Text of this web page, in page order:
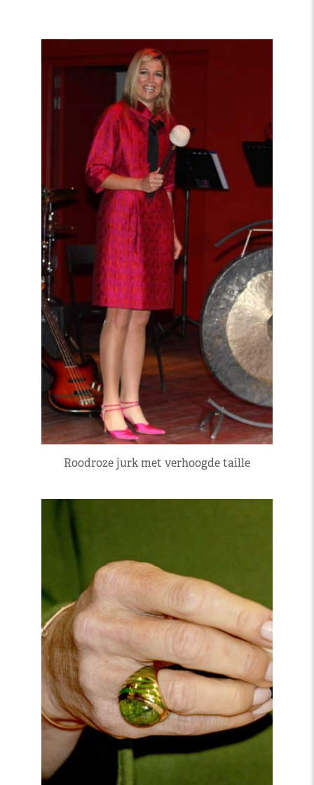
Roodroze jurk met verhoogde taille